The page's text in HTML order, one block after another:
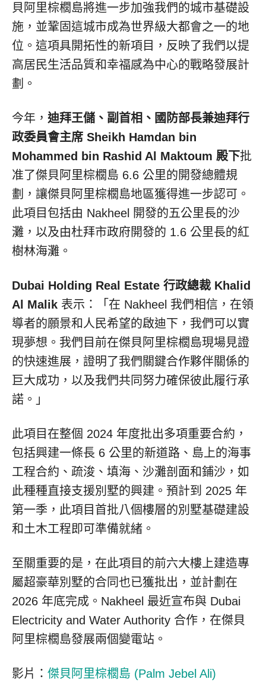
貝阿里棕櫚島將進一步加強我們的城市基礎設
施，並鞏固這城市成為世界級大都會之一的地
位。這項具開拓性的新項目，反映了我們以提
高居民生活品質和幸福感為中心的戰略發展計
劃。
今年， 迪拜王儲、副首相、國防部長兼迪拜行
政委員會主席 Sheikh Hamdan bin
Mohammed bin Rashid Al Maktoum 殿下批
准了傑貝阿里棕櫚島 6.6 公里的開發總體規
劃，讓傑貝阿里棕櫚島地區獲得進一步認可。
此項目包括由 Nakheel 開發的五公里長的沙
灘，以及由杜拜市政府開發的 1.6 公里長的紅
樹林海灘。
Dubai Holding Real Estate 行政總裁 Khalid
Al Malik 表示：「在 Nakheel 我們相信，在領
導者的願景和人民希望的啟迪下，我們可以實
現夢想。我們目前在傑貝阿里棕櫚島現場見證
的快速進展，證明了我們關鍵合作夥伴關係的
巨大成功，以及我們共同努力確保彼此履行承
諾。」
此項目在整個 2024 年度批出多項重要合約，
包括興建一條長 6 公里的新道路、島上的海事
工程合約、疏浚、填海、沙灘剖面和鋪沙，如
此種種直接支援別墅的興建。預計到 2025 年
第一季，此項目首批八個樓層的別墅基礎建設
和土木工程即可準備就緒。
至關重要的是，在此項目的前六大樓上建造專
屬超豪華別墅的合同也已獲批出，並計劃在
2026 年底完成。Nakheel 最近宣布與 Dubai
Electricity and Water Authority 合作，在傑貝
阿里棕櫚島發展兩個變電站。
影片： 傑貝阿里棕櫚島 (Palm Jebel Ali)